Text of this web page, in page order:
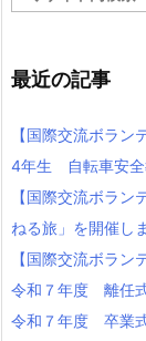
最近の記事
【国際交流ボラ
4年生 自転車安全
【国際交流ボラ
ねる旅」を開催し
【国際交流ボラン
令和７年度 離任
令和７年度 卒業